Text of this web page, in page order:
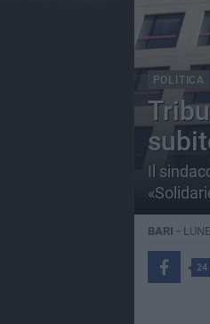
POLITICA
Il
BARI -
24